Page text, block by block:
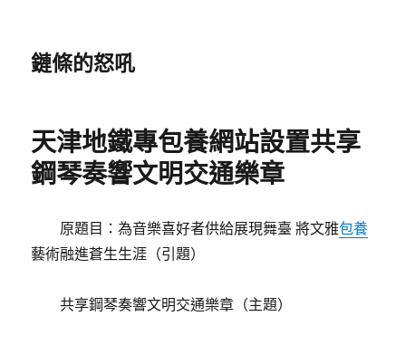
鏈條的怒吼
天津地鐵專包養網站設置共享
鋼琴奏響文明交通樂章
原題目：為音樂喜好者供給展現舞臺 將文雅包養
藝術融進蒼生生涯（引題）
共享鋼琴奏響文明交通樂章（主題）